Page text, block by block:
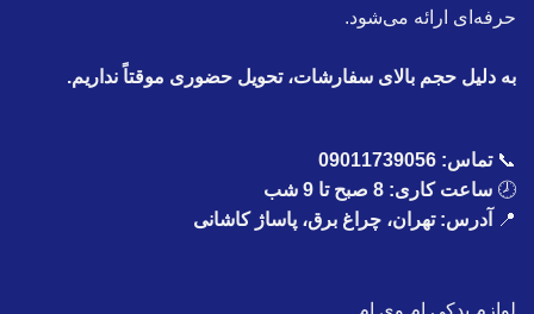
حرفه‌ای ارائه می‌شود.
به دلیل حجم بالای سفارشات، تحویل حضوری موقتاً نداریم.
📞تماس: 09011739056
🕗 ساعت کاری: 8 صبح تا 9 شب
📍
آدرس: تهران، چراغ برق، پاساژ کاشانی
لوازم یدکی ام وی ام